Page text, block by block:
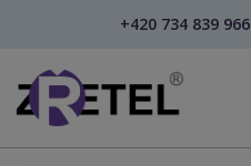
+420 734 839 966